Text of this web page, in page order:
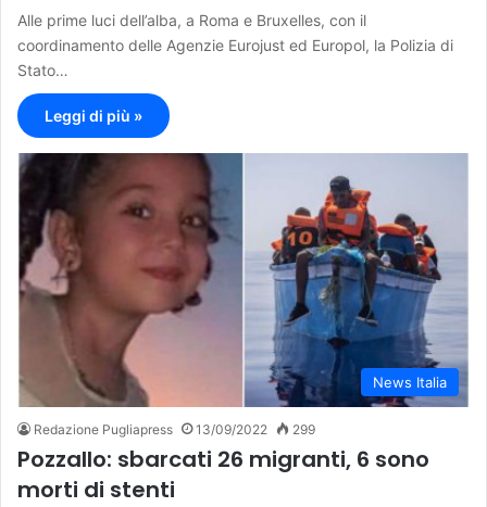
Alle prime luci dell’alba, a Roma e Bruxelles, con il
coordinamento delle Agenzie Eurojust ed Europol, la Polizia di
Stato…
Leggi di più »
News Italia
Redazione Pugliapress 13/09/2022 299
Pozzallo: sbarcati 26 migranti, 6 sono
morti di stenti